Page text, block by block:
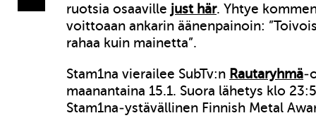
ruotsia osaaville just här. Yhtye
voittoaan ankarin äänenpainoin:
rahaa kuin mainetta”.
Stam1na vierailee SubTv:n Rautaryhmä-
maanantaina 15.1. Suora lähetys klo
Stam1na-ystävällinen Finnish Metal